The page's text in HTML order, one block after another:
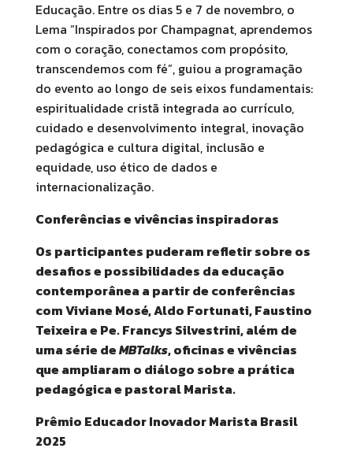
Educação. Entre os dias 5 e 7 de novembro, o
Lema “Inspirados por Champagnat, aprendemos
com o coração, conectamos com propósito,
transcendemos com fé”, guiou a programação
do evento ao longo de seis eixos fundamentais:
espiritualidade cristã integrada ao currículo,
cuidado e desenvolvimento integral, inovação
pedagógica e cultura digital, inclusão e
equidade, uso ético de dados e
internacionalização.
Conferências e vivências inspiradoras
Os participantes puderam refletir sobre os
desafios e possibilidades da educação
contemporânea a partir de conferências
com Viviane Mosé, Aldo Fortunati, Faustino
Teixeira e Pe. Francys Silvestrini, além de
uma série deMBTalks, oficinas e vivências
que ampliaram o diálogo sobre a prática
pedagógica e pastoral Marista.
Prêmio Educador Inovador Marista Brasil
2025